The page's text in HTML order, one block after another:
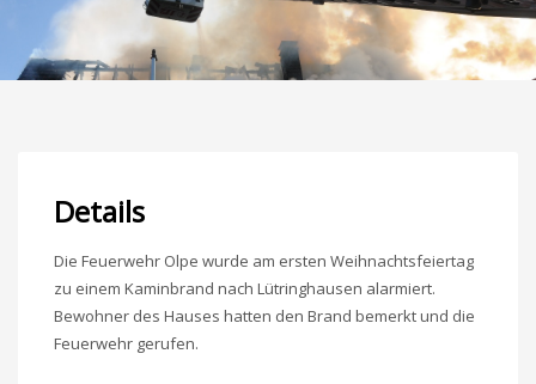
Details
Die Feuerwehr Olpe wurde am ersten Weihnachtsfeiertag
zu einem Kaminbrand nach Lütringhausen alarmiert.
Bewohner des Hauses hatten den Brand bemerkt und die
Feuerwehr gerufen.